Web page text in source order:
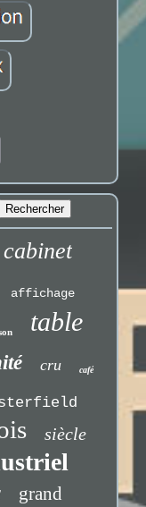
cabinet
affichage
table
cru café
siècle
grand